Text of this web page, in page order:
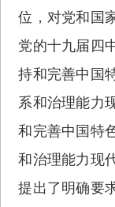
位，对党和国
党的十九届四
持和完善中国
系和治理能力
和完善中国特
和治理能力现
提出了明确要